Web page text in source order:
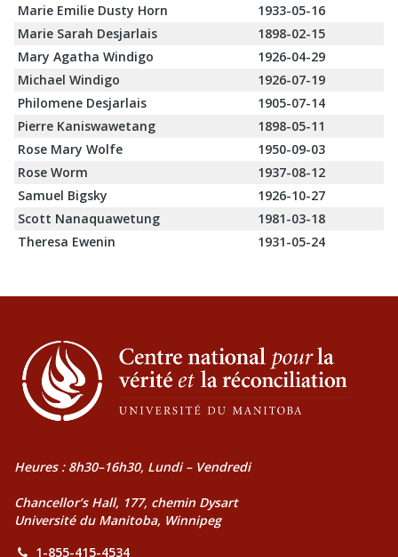
Marie Emilie Dusty Horn
1933-05-16
Marie Sarah Desjarlais
1898-02-15
Mary Agatha Windigo
1926-04-29
Michael Windigo
1926-07-19
Philomene Desjarlais
1905-07-14
Pierre Kaniswawetang
1898-05-11
Rose Mary Wolfe
1950-09-03
Rose Worm
1937-08-12
Samuel Bigsky
1926-10-27
Scott Nanaquawetung
1981-03-18
Theresa Ewenin
1931-05-24
Heures : 8h30–16h30, Lundi – Vendredi
Chancellor’s Hall, 177, chemin Dysart
Université du Manitoba, Winnipeg
1-855-415-4534